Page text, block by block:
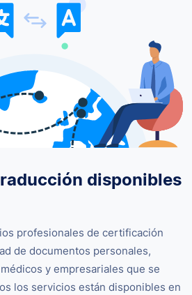
disponibles
profesionales de certificación
de documentos personales,
y empresariales que se
los servicios están disponibles en